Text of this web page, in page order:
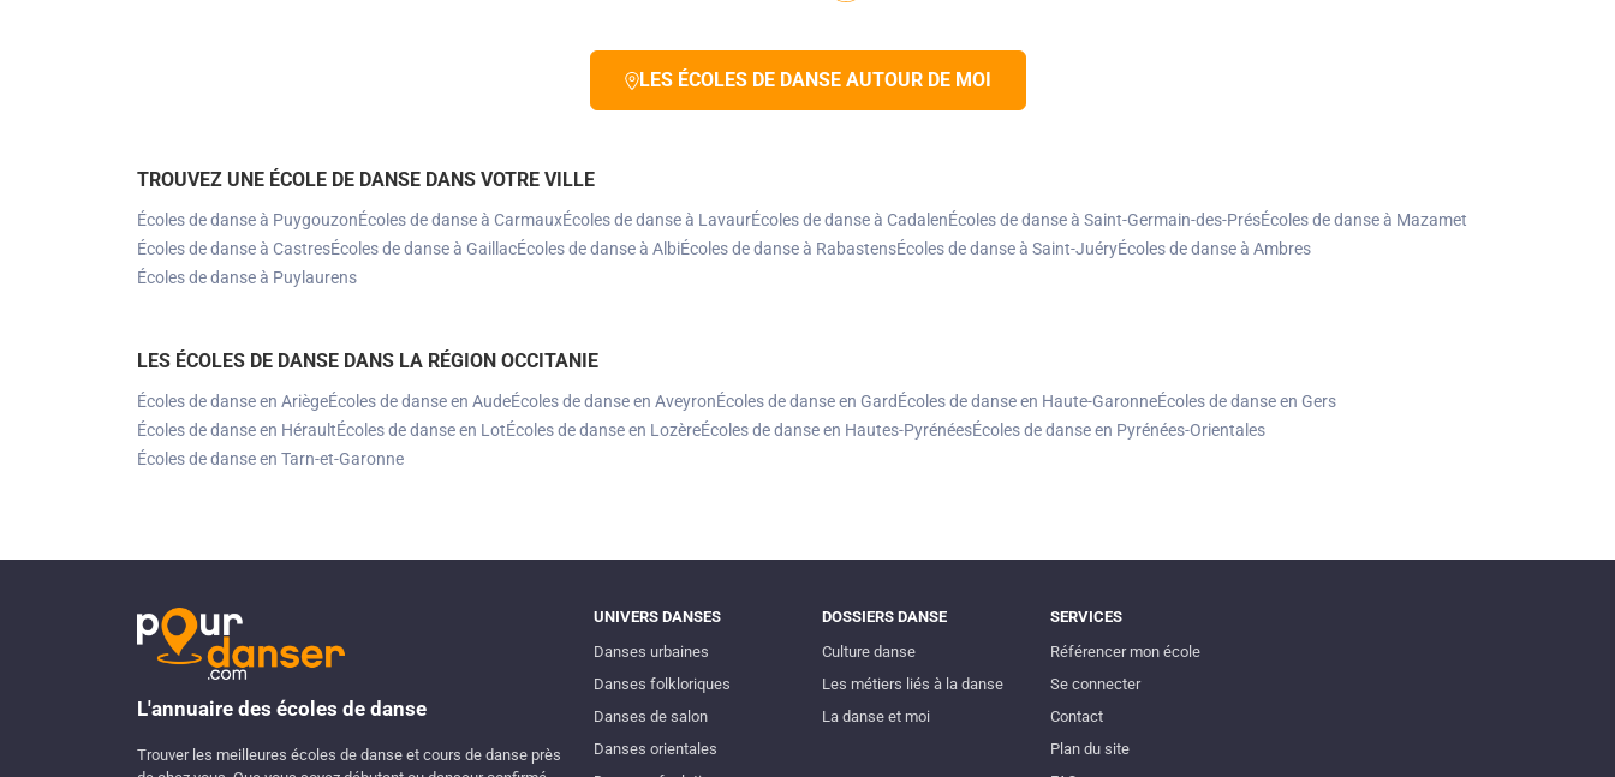
LES ÉCOLES DE DANSE AUTOUR DE MOI
TROUVEZ UNE ÉCOLE DE DANSE DANS VOTRE VILLE
Écoles de danse à PuygouzonÉcoles de danse à CarmauxÉcoles de danse à LavaurÉcoles de danse à CadalenÉcoles de danse à Saint-Germain-des-PrésÉcoles de danse à Mazamet
Écoles de danse à CastresÉcoles de danse à GaillacÉcoles de danse à AlbiÉcoles de danse à RabastensÉcoles de danse à Saint-JuéryÉcoles de danse à Ambres
Écoles de danse à Puylaurens
LES ÉCOLES DE DANSE DANS LA RÉGION OCCITANIE
Écoles de danse en AriègeÉcoles de danse en AudeÉcoles de danse en AveyronÉcoles de danse en GardÉcoles de danse en Haute-GaronneÉcoles de danse en Gers
Écoles de danse en HéraultÉcoles de danse en LotÉcoles de danse en LozèreÉcoles de danse en Hautes-PyrénéesÉcoles de danse en Pyrénées-Orientales
Écoles de danse en Tarn-et-Garonne
L'annuaire des écoles de danse
Trouver les meilleures écoles de danse et cours de danse près
UNIVERS DANSES
Danses urbaines
Danses folkloriques
Danses de salon
Danses orientales
DOSSIERS DANSE
Culture danse
Les métiers liés à la danse
La danse et moi
SERVICES
Référencer mon école
Se connecter
Contact
Plan du site